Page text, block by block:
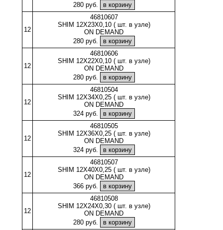
280 руб.
12
46810607
SHIM 12X23X0,10 ( шт. в узле)
ON DEMAND
280 руб.
12
46810606
SHIM 12X22X0,10 ( шт. в узле)
ON DEMAND
280 руб.
12
46810504
SHIM 12X34X0,25 ( шт. в узле)
ON DEMAND
324 руб.
12
46810505
SHIM 12X36X0,25 ( шт. в узле)
ON DEMAND
324 руб.
12
46810507
SHIM 12X40X0,25 ( шт. в узле)
ON DEMAND
366 руб.
12
46810508
SHIM 12X24X0,30 ( шт. в узле)
ON DEMAND
280 руб.